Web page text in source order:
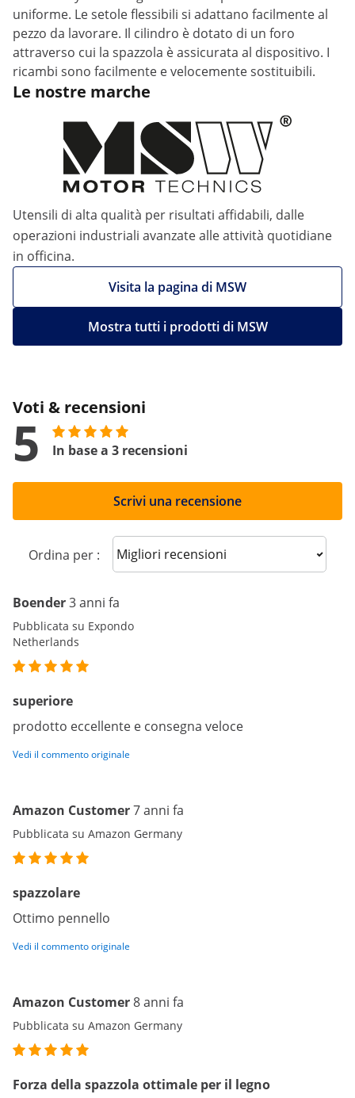
uniforme. Le setole flessibili si adattano facilmente al
pezzo da lavorare. Il cilindro è dotato di un foro
attraverso cui la spazzola è assicurata al dispositivo. I
ricambi sono facilmente e velocemente sostituibili.
Le nostre marche
Utensili di alta qualità per risultati affidabili, dalle
operazioni industriali avanzate alle attività quotidiane
in officina.
Visita la pagina di MSW
Mostra tutti i prodotti di MSW
Voti & recensioni
5 In base a 3 recensioni
Scrivi una recensione
Ordina per : Sort reviews
Boender3 anni fa
Pubblicata su Expondo
Netherlands
superiore
prodotto eccellente e consegna veloce
Vedi il commento originale
Amazon Customer7 anni fa
Pubblicata su Amazon Germany
spazzolare
Ottimo pennello
Vedi il commento originale
Amazon Customer8 anni fa
Pubblicata su Amazon Germany
Forza della spazzola ottimale per il legno